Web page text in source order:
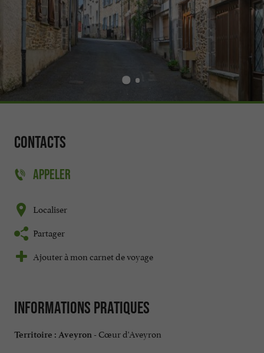
Contacts
APPELER
Localiser
Partager
Ajouter à mon carnet de voyage
Informations pratiques
Territoire : Aveyron - Cœur d'Aveyron